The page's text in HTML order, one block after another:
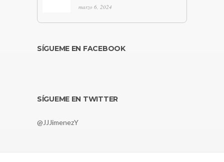
marzo 6, 2024
SÍGUEME EN FACEBOOK
SÍGUEME EN TWITTER
@JJJimenezY